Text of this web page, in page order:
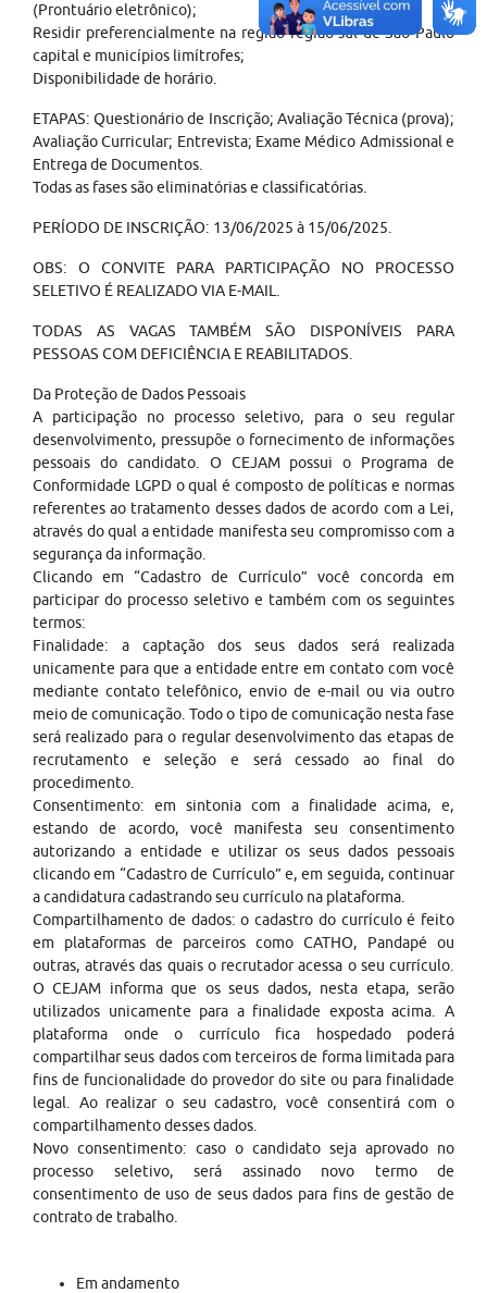
(Prontuário eletrônico);
Residir preferencialmente na região região sul de São Paulo
capital e municípios limítrofes;
Disponibilidade de horário.
ETAPAS: Questionário de Inscrição; Avaliação Técnica (prova);
Avaliação Curricular; Entrevista; Exame Médico Admissional e
Entrega de Documentos.
Todas as fases são eliminatórias e classificatórias.
PERÍODO DE INSCRIÇÃO: 13/06/2025 à 15/06/2025.
OBS: O CONVITE PARA PARTICIPAÇÃO NO PROCESSO
SELETIVO É REALIZADO VIA E-MAIL.
TODAS AS VAGAS TAMBÉM SÃO DISPONÍVEIS PARA
PESSOAS COM DEFICIÊNCIA E REABILITADOS.
Da Proteção de Dados Pessoais
A participação no processo seletivo, para o seu regular
desenvolvimento, pressupõe o fornecimento de informações
pessoais do candidato. O CEJAM possui o Programa de
Conformidade LGPD o qual é composto de políticas e normas
referentes ao tratamento desses dados de acordo com a Lei,
através do qual a entidade manifesta seu compromisso com a
segurança da informação.
Clicando em “Cadastro de Currículo” você concorda em
participar do processo seletivo e também com os seguintes
termos:
Finalidade: a captação dos seus dados será realizada
unicamente para que a entidade entre em contato com você
mediante contato telefônico, envio de e-mail ou via outro
meio de comunicação. Todo o tipo de comunicação nesta fase
será realizado para o regular desenvolvimento das etapas de
recrutamento e seleção e será cessado ao final do
procedimento.
Consentimento: em sintonia com a finalidade acima, e,
estando de acordo, você manifesta seu consentimento
autorizando a entidade e utilizar os seus dados pessoais
clicando em “Cadastro de Currículo” e, em seguida, continuar
a candidatura cadastrando seu currículo na plataforma.
Compartilhamento de dados: o cadastro do currículo é feito
em plataformas de parceiros como CATHO, Pandapé ou
outras, através das quais o recrutador acessa o seu currículo.
O CEJAM informa que os seus dados, nesta etapa, serão
utilizados unicamente para a finalidade exposta acima. A
plataforma onde o currículo fica hospedado poderá
compartilhar seus dados com terceiros de forma limitada para
fins de funcionalidade do provedor do site ou para finalidade
legal. Ao realizar o seu cadastro, você consentirá com o
compartilhamento desses dados.
Novo consentimento: caso o candidato seja aprovado no
processo seletivo, será assinado novo termo de
consentimento de uso de seus dados para fins de gestão de
contrato de trabalho.
Em andamento